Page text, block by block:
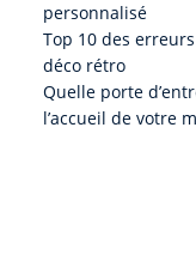
personnalisé
Top 10 des
déco rétro
Quelle porte
l’accueil de votre